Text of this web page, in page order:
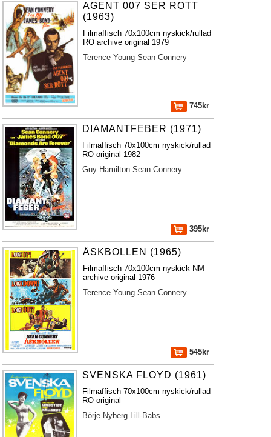
AGENT 007 SER RÖTT
(1963)
Filmaffisch 70x100cm nyskick/rullad
RO archive original 1979
Terence Young Sean Connery
745kr
DIAMANTFEBER (1971)
Filmaffisch 70x100cm nyskick/rullad
RO original 1982
Guy Hamilton Sean Connery
395kr
ÅSKBOLLEN (1965)
Filmaffisch 70x100cm nyskick NM
archive original 1976
Terence Young Sean Connery
545kr
SVENSKA FLOYD (1961)
Filmaffisch 70x100cm nyskick/rullad
RO original
Börje Nyberg Lill-Babs